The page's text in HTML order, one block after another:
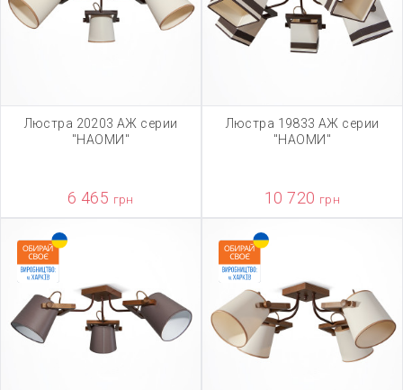
Люстра 20203 АЖ серии
"НАОМИ"
6 465 грн
Люстра 19833 АЖ серии
"НАОМИ"
10 720 грн